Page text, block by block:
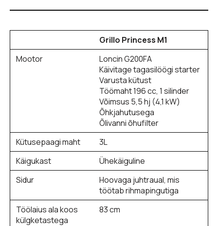
Grillo Princess M1
Mootor
Loncin G200FA
Käivitage tagasilöögi starter
Varusta kütust
Töömaht 196 cc, 1 silinder
Võimsus 5,5 hj (4,1 kW)
Õhkjahutusega
Õlivanni õhufilter
Kütusepaagi maht
3L
Käigukast
Ühekäiguline
Sidur
Hoovaga juhtraual, mis
töötab rihmapingutiga
Töölaius ala koos
külgketastega
83 cm